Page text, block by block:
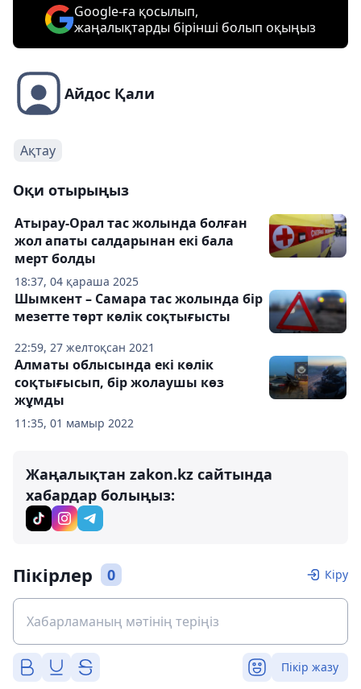
Google-ға қосылып,
жаңалықтарды бірінші болып оқыңыз
Айдос Қали
Ақтау
Оқи отырыңыз
18:37, 04 қараша 2025
Атырау-Орал тас жолында болған
жол апаты салдарынан екі бала
мерт болды
22:59, 27 желтоқсан 2021
Шымкент – Самара тас жолында бір
мезетте төрт көлік соқтығысты
11:35, 01 мамыр 2022
Алматы облысында екі көлік
соқтығысып, бір жолаушы көз
жұмды
Жаңалықтан zakon.kz сайтында
хабардар болыңыз:
Пікірлер 0 Кіру
Пікір жазу